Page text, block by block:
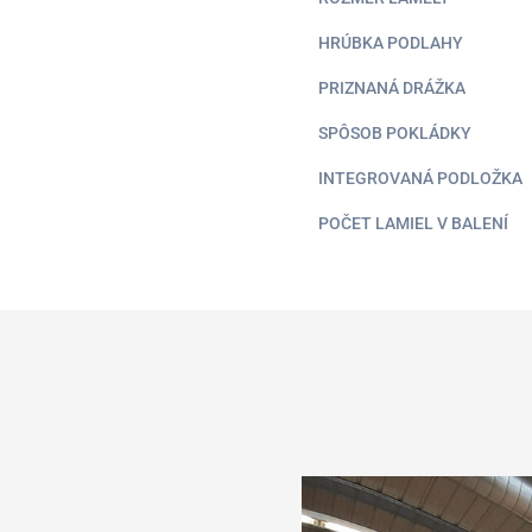
HRÚBKA PODLAHY
PRIZNANÁ DRÁŽKA
SPÔSOB POKLÁDKY
INTEGROVANÁ PODLOŽKA
POČET LAMIEL V BALENÍ